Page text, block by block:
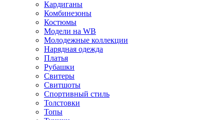
Кардиганы
Комбинезоны
Костюмы
Модели на WB
Молодежные коллекции
Нарядная одежда
Платья
Рубашки
Свитеры
Свитшоты
Спортивный стиль
Толстовки
Топы